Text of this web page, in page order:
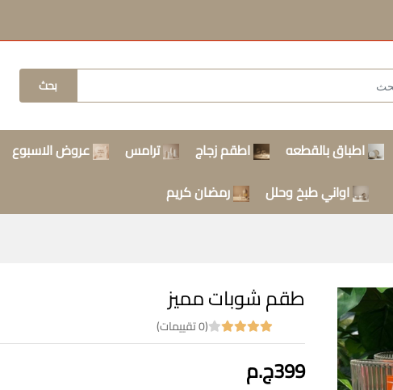
بحث
اطباق بالقطعه اطقم زجاج ترامس عروض الاسبوع
اواني طبخ وحلل
رمضان كريم
طقم شوبات مميز
(0 تقييمات)
399ج.م